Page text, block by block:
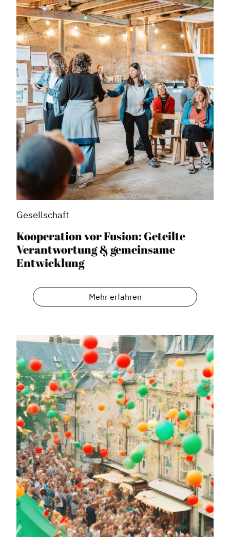
Gesellschaft
Kooperation vor Fusion: Geteilte
Verantwortung & gemeinsame
Entwicklung
Mehr erfahren